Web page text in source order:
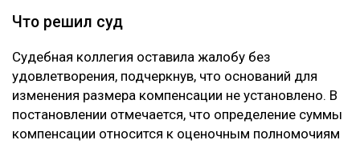
Что решил суд
Судебная коллегия оставила жалобу без
удовлетворения, подчеркнув, что оснований для
изменения размера компенсации не установлено. В
постановлении отмечается, что определение суммы
компенсации относится к оценочным полномочиям